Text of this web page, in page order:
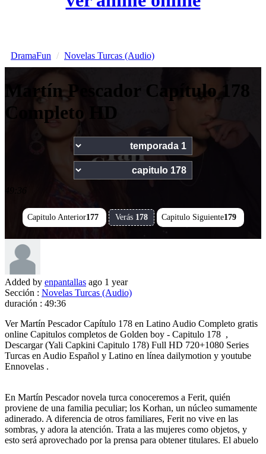
DramaFun Novelas Turcas (Audio)
Martín Pescador Capítulo 178
Completo HD
Capitulo Anterior177 Verás 178 Capitulo Siguiente179
Added by enpantallas ago 1 year
Sección : Novelas Turcas (Audio)
duración : 49:36
Ver Martín Pescador Capítulo 178 en Latino Audio Completo gratis
online Capitulos completos de Golden boy - Capitulo 178 ,
Descargar (Yali Capkini Capitulo 178) Full HD 720+1080 Series
Turcas en Audio Español y Latino en línea dailymotion y youtube
Ennovelas .
En Martín Pescador novela turca conoceremos a Ferit, quién
proviene de una familia peculiar; los Korhan, un núcleo sumamente
adinerado. A diferencia de otros familiares, Ferit no vive en las
sombras, y adora la atención. Trata a las mujeres como objetos, y
esto será aprovechado por la prensa para obtener titulares. El abuelo